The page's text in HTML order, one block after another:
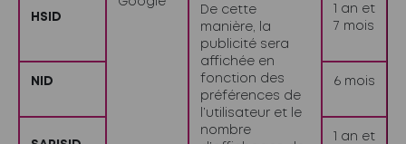
De cette
manière, la
publicité sera
affichée en
fonction des
préférences de
l’utilisateur et le
nombre
HSID
1 an et
7 mois
NID 6 mois
1 an et